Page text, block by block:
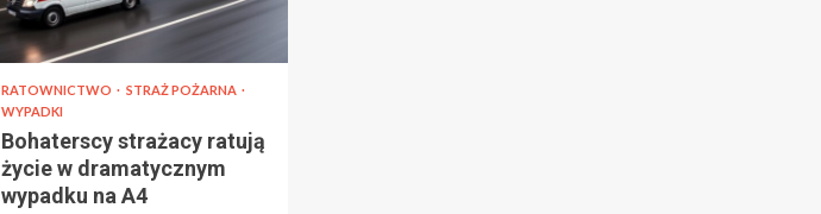
RATOWNICTWO
STRAŻ POŻARNA
WYPADKI
Bohaterscy strażacy ratują
życie w dramatycznym
wypadku na A4